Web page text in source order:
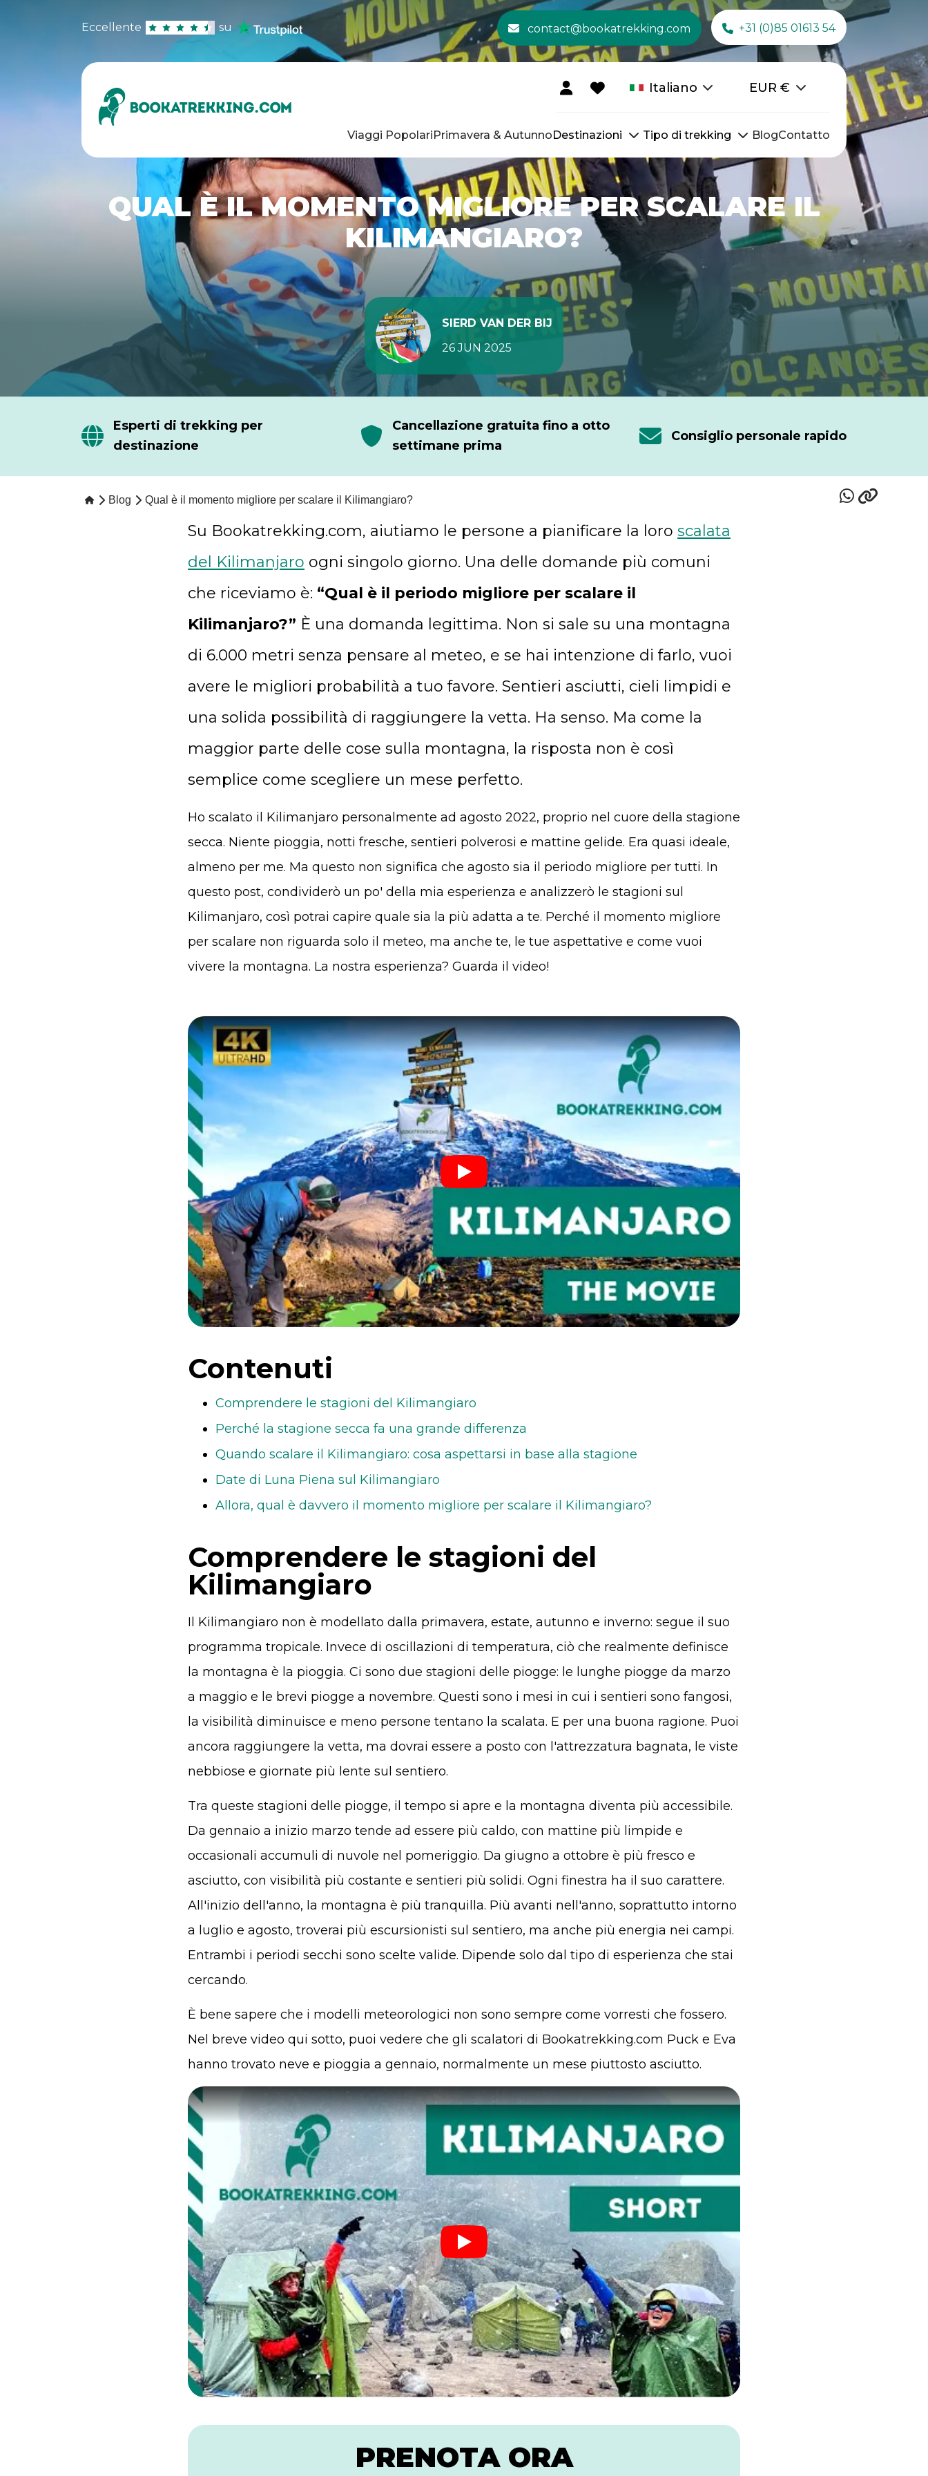
Eccellente su contact@bookatrekking.com +31 (0)85 01613 54
Italiano EUR €
Viaggi PopolariPrimavera & AutunnoDestinazioni Tipo di trekking BlogContatto
QUAL È IL MOMENTO MIGLIORE PER SCALARE IL
KILIMANGIARO?
SIERD VAN DER BIJ
26 JUN 2025
Esperti di trekking per
destinazione
Cancellazione gratuita fino a otto
settimane prima
Consiglio personale rapido
Blog Qual è il momento migliore per scalare il Kilimangiaro?
Su Bookatrekking.com, aiutiamo le persone a pianificare la loro scalata
del Kilimanjaro ogni singolo giorno. Una delle domande più comuni
che riceviamo è: “Qual è il periodo migliore per scalare il
Kilimanjaro?” È una domanda legittima. Non si sale su una montagna
di 6.000 metri senza pensare al meteo, e se hai intenzione di farlo, vuoi
avere le migliori probabilità a tuo favore. Sentieri asciutti, cieli limpidi e
una solida possibilità di raggiungere la vetta. Ha senso. Ma come la
maggior parte delle cose sulla montagna, la risposta non è così
semplice come scegliere un mese perfetto.
Ho scalato il Kilimanjaro personalmente ad agosto 2022, proprio nel cuore della stagione
secca. Niente pioggia, notti fresche, sentieri polverosi e mattine gelide. Era quasi ideale,
almeno per me. Ma questo non significa che agosto sia il periodo migliore per tutti. In
questo post, condividerò un po' della mia esperienza e analizzerò le stagioni sul
Kilimanjaro, così potrai capire quale sia la più adatta a te. Perché il momento migliore
per scalare non riguarda solo il meteo, ma anche te, le tue aspettative e come vuoi
vivere la montagna. La nostra esperienza? Guarda il video!
Contenuti
Comprendere le stagioni del Kilimangiaro
Perché la stagione secca fa una grande differenza
Quando scalare il Kilimangiaro: cosa aspettarsi in base alla stagione
Date di Luna Piena sul Kilimangiaro
Allora, qual è davvero il momento migliore per scalare il Kilimangiaro?
Comprendere le stagioni del
Kilimangiaro
Il Kilimangiaro non è modellato dalla primavera, estate, autunno e inverno: segue il suo
programma tropicale. Invece di oscillazioni di temperatura, ciò che realmente definisce
la montagna è la pioggia. Ci sono due stagioni delle piogge: le lunghe piogge da marzo
a maggio e le brevi piogge a novembre. Questi sono i mesi in cui i sentieri sono fangosi,
la visibilità diminuisce e meno persone tentano la scalata. E per una buona ragione. Puoi
ancora raggiungere la vetta, ma dovrai essere a posto con l'attrezzatura bagnata, le viste
nebbiose e giornate più lente sul sentiero.
Tra queste stagioni delle piogge, il tempo si apre e la montagna diventa più accessibile.
Da gennaio a inizio marzo tende ad essere più caldo, con mattine più limpide e
occasionali accumuli di nuvole nel pomeriggio. Da giugno a ottobre è più fresco e
asciutto, con visibilità più costante e sentieri più solidi. Ogni finestra ha il suo carattere.
All'inizio dell'anno, la montagna è più tranquilla. Più avanti nell'anno, soprattutto intorno
a luglio e agosto, troverai più escursionisti sul sentiero, ma anche più energia nei campi.
Entrambi i periodi secchi sono scelte valide. Dipende solo dal tipo di esperienza che stai
cercando.
È bene sapere che i modelli meteorologici non sono sempre come vorresti che fossero.
Nel breve video qui sotto, puoi vedere che gli scalatori di Bookatrekking.com Puck e Eva
hanno trovato neve e pioggia a gennaio, normalmente un mese piuttosto asciutto.
PRENOTA ORA